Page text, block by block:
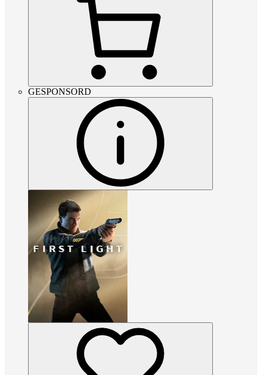
GESPONSORD